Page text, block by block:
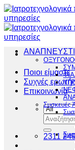
Μετάβαση
στο
περιεχόμενο
Ποιοι είμαστε
Συχνές
Επικοινωνία
Αναζήτηση
για:
2311
Συσκευές